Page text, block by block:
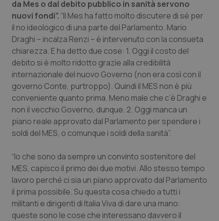
Quotidiano Chirurgia
Quotidiano Oncologia
Quotidiano Pediatria
Rene & patologie urogenitali
Salute orale & impianti
Sangue & coagulazione
Tiroide
Tumore al seno
Tumore ovarico
da Mes o dal debito pubblico in sanità servono
nuovi fondi”. “Il Mes ha fatto molto discutere di sé per
il no ideologico di una parte del Parlamento. Mario
Draghi – incalza Renzi – è intervenuto con la consueta
chiarezza. E ha detto due cose: 1. Oggi il costo del
debito si è molto ridotto grazie alla credibilità
internazionale del nuovo Governo (non era così con il
governo Conte, purtroppo). Quindi il MES non è più
conveniente quanto prima. Meno male che c’è Draghi e
non il vecchio Governo, dunque. 2. Oggi manca un
piano reale approvato dal Parlamento per spendere i
soldi del MES, o comunque i soldi della sanità”.
“Io che sono da sempre un convinto sostenitore del
MES, capisco il primo dei due motivi. Allo stesso tempo
lavoro perché ci sia un piano approvato dal Parlamento
il prima possibile. Su questa cosa chiedo a tutti i
militanti e dirigenti di Italia Viva di dare una mano:
queste sono le cose che interessano davvero il